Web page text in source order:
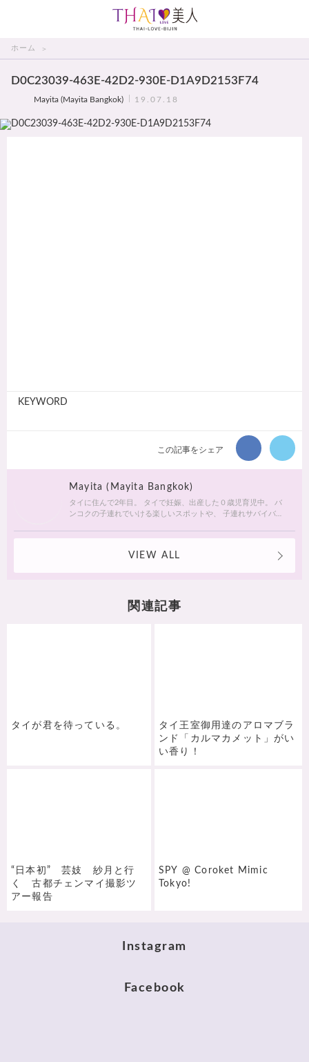
ホーム
D0C23039-463E-42D2-930E-D1A9D2153F74
Mayita (Mayita Bangkok) 19.07.18
KEYWORD
この記事をシェア
Mayita (Mayita Bangkok)
タイに住んで2年目。 タイで妊娠、出産した０歳児育児中。 バ
ンコクの子連れでいける楽しいスポットや、 子連れサバイバル
VIEW ALL
関連記事
タイが君を待っている。
タイ王室御用達のアロマブラ
ンド「カルマカメット」がい
い香り！
“日本初” 芸妓 紗月と行
く 古都チェンマイ撮影ツ
アー報告
SPY @ Coroket Mimic
Tokyo!
Instagram
Facebook